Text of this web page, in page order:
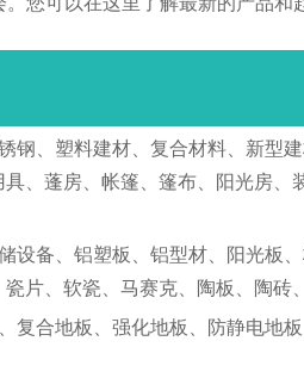
、塑料建材、复合材料、新型
、蓬房、帐篷、篷布、阳光房、
备、铝塑板、铝型材、阳光板
片、软瓷、马赛克、陶板、陶砖
复合地板、强化地板、防静电地